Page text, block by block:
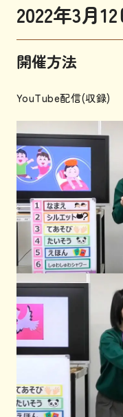
2022年3月
開催方法
YouTube配信(収録)